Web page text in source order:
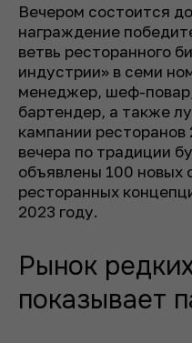
Вечером состоится
награждение
ветвь ресторанного
индустрии» в семи
менеджер, шеф-
бартендер, а также
кампании
вечера по традиции
объявлены 100 новых
ресторанных
2023 году.
Рынок
показывает